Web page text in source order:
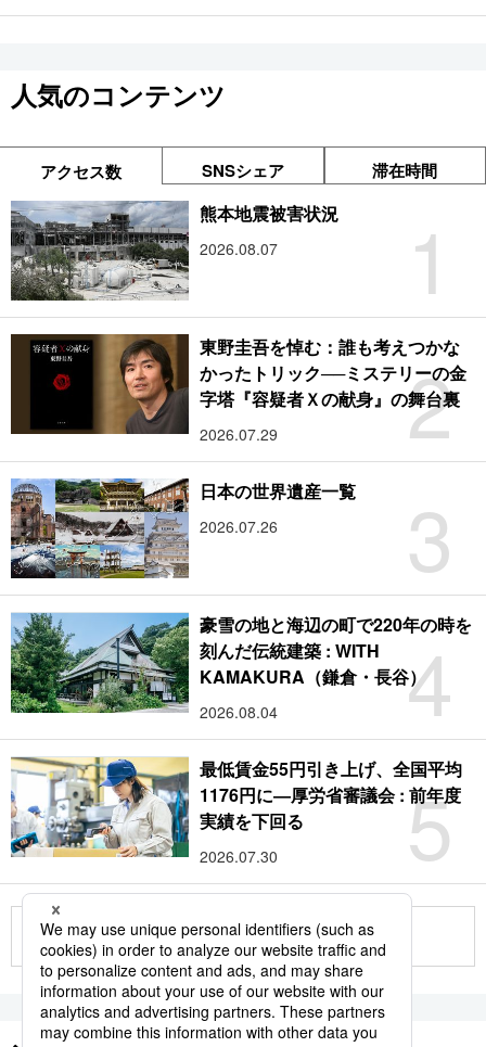
人気のコンテンツ
アクセス数 SNSシェア 滞在時間
1
熊本地震被害状況
2026.08.07
2
東野圭吾を悼む：誰も考えつかな
かったトリック──ミステリーの金
字塔『容疑者Ｘの献身』の舞台裏
2026.07.29
3
日本の世界遺産一覧
2026.07.26
4
豪雪の地と海辺の町で220年の時を
刻んだ伝統建築 : WITH
KAMAKURA（鎌倉・長谷）
2026.08.04
5
最低賃金55円引き上げ、全国平均
1176円に―厚労省審議会 : 前年度
実績を下回る
2026.07.30
もっと見る